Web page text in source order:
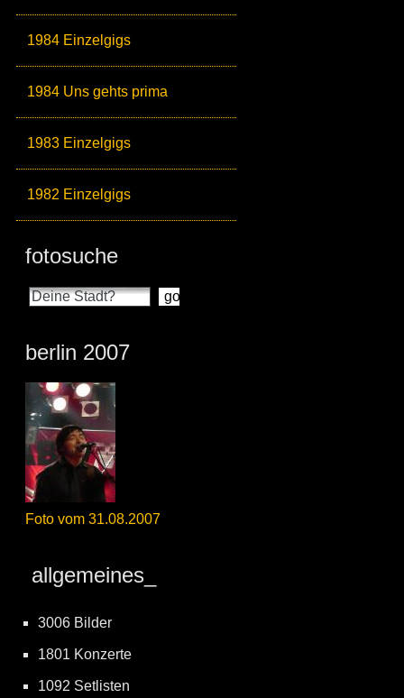
1984 Einzelgigs
1984 Uns gehts prima
1983 Einzelgigs
1982 Einzelgigs
fotosuche
berlin 2007
Foto vom 31.08.2007
allgemeines_
3006 Bilder
1801 Konzerte
1092 Setlisten